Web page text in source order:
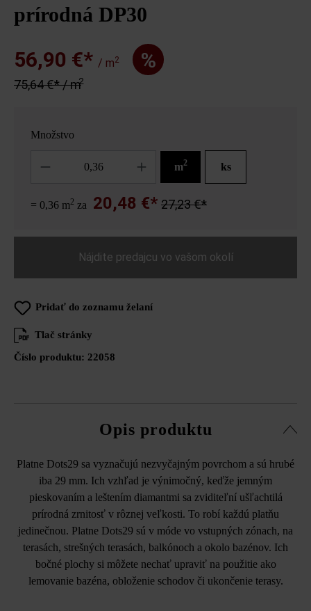
prírodná DP30
56,90 €* / m2 %
75,64 €* / m2
Množstvo
m2 ks
= 0,36 m2 za 20,48 €* 27,23 €*
Nájdite predajcu vo vašom okolí
Pridať do zoznamu želaní
Tlač stránky
Číslo produktu: 22058
Opis produktu
Platne Dots29 sa vyznačujú nezvyčajným povrchom a sú hrubé
iba 29 mm. Ich vzhľad je výnimočný, keďže jemným
pieskovaním a leštením diamantmi sa zviditeľní ušľachtilá
prírodná zrnitosť v rôznej veľkosti. To robí každú platňu
jedinečnou. Platne Dots29 sú v móde vo vstupných zónach, na
terasách, strešných terasách, balkónoch a okolo bazénov. Ich
bočné plochy si môžete nechať upraviť na použitie ako
lemovanie bazéna, obloženie schodov či ukončenie terasy.